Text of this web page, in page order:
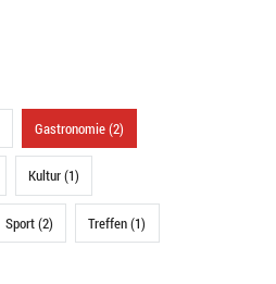
Gastronomie (2)
Kultur (1)
Sport (2) Treffen (1)